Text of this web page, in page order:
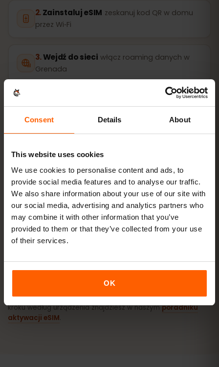
Consent Details About
This website uses cookies
We use cookies to personalise content and ads, to
provide social media features and to analyse our traffic.
We also share information about your use of our site with
our social media, advertising and analytics partners who
may combine it with other information that you’ve
provided to them or that they’ve collected from your use
of their services.
OK
Zainstaluj eSIM zeskanuj kod QR w domu
przez Wi‑Fi
Wejdź do sieci włącz roaming danych w
Grenada
Konfiguracja zajmuje tylko 2 minuty: iPhone
Ustawienia
→ Sieć komórkowa → Dodaj eSIM, AndroidSieć i
internet → Karty SIM
. Ważność pakietu liczy się od
pierwszego użycia, nie od zakupu.
Czy Twoje urządzenie obsługuje eSIM? Sprawdź
zgodność
Jak aktywować eSIM na iPhone (iOS)
Jak aktywować eSIM na Androidzie
Dokładne nazwy menu mogą się nieco różnić w zależności od
modelu telefonu i wersji Androida. Pełny przewodnik krok po
kroku według urządzenia znajdziesz w naszymporadniku
aktywacji eSIM.